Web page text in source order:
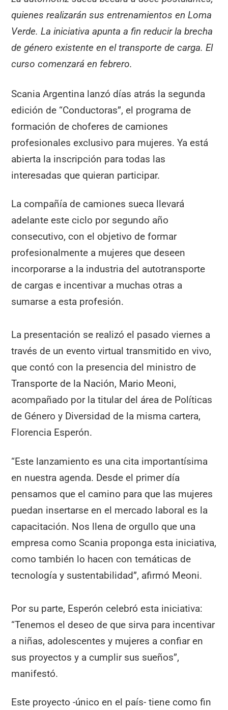
quienes realizarán sus entrenamientos en Loma
Verde. La iniciativa apunta a fin reducir la brecha
de género existente en el transporte de carga. El
curso comenzará en febrero.
Scania Argentina lanzó días atrás la segunda
edición de “Conductoras”, el programa de
formación de choferes de camiones
profesionales exclusivo para mujeres. Ya está
abierta la inscripción para todas las
interesadas que quieran participar.
La compañía de camiones sueca llevará
adelante este ciclo por segundo año
consecutivo, con el objetivo de formar
profesionalmente a mujeres que deseen
incorporarse a la industria del autotransporte
de cargas e incentivar a muchas otras a
sumarse a esta profesión.
La presentación se realizó el pasado viernes a
través de un evento virtual transmitido en vivo,
que contó con la presencia del ministro de
Transporte de la Nación, Mario Meoni,
acompañado por la titular del área de Políticas
de Género y Diversidad de la misma cartera,
Florencia Esperón.
“Este lanzamiento es una cita importantísima
en nuestra agenda. Desde el primer día
pensamos que el camino para que las mujeres
puedan insertarse en el mercado laboral es la
capacitación. Nos llena de orgullo que una
empresa como Scania proponga esta iniciativa,
como también lo hacen con temáticas de
tecnología y sustentabilidad”, afirmó Meoni.
Por su parte, Esperón celebró esta iniciativa:
“Tenemos el deseo de que sirva para incentivar
a niñas, adolescentes y mujeres a confiar en
sus proyectos y a cumplir sus sueños”,
manifestó.
Este proyecto -único en el país- tiene como fin